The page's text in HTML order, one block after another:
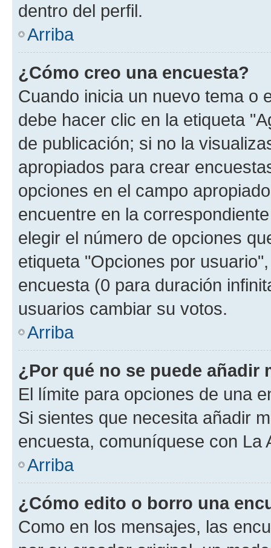
dentro del perfil.
Arriba
¿Cómo creo una encuesta?
Cuando inicia un nuevo tema o
debe hacer clic en la etiqueta
de publicación; si no la
apropiados para crear
opciones en el campo
encuentre en la
elegir el número de opciones
etiqueta "Opciones por
encuesta (0 para duración
usuarios cambiar su votos.
Arriba
¿Por qué no se puede añadir
El límite para opciones de una
Si sientes que necesita añadir
encuesta, comuníquese con La
Arriba
¿Cómo edito o borro una
Como en los mensajes, las